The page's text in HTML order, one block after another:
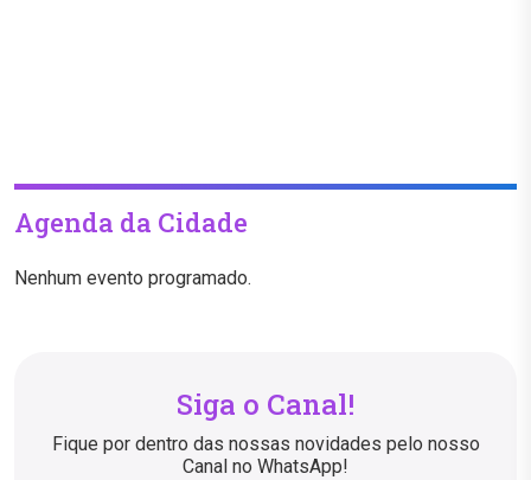
Agenda da Cidade
Nenhum evento programado.
Siga o Canal!
Fique por dentro das nossas novidades pelo nosso
Canal no WhatsApp!